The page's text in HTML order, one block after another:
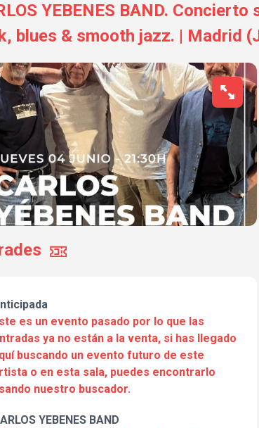
YEBENES BAND.
blues & smooth jazz. | Madrid
es un evento pasado por lo que las
ya no están a la venta, si has llegado
buscando un evento futuro de este
o en esta sala, puedes encontrarlo
nuestro buscador.
YEBENES BAND